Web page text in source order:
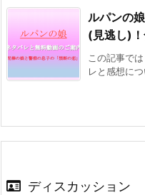
ルパンの
(見逃し)
この記事で
レと感想に
ディスカッション